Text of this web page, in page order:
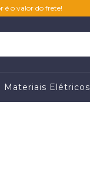
é o valor do frete!
Materiais Elétricos